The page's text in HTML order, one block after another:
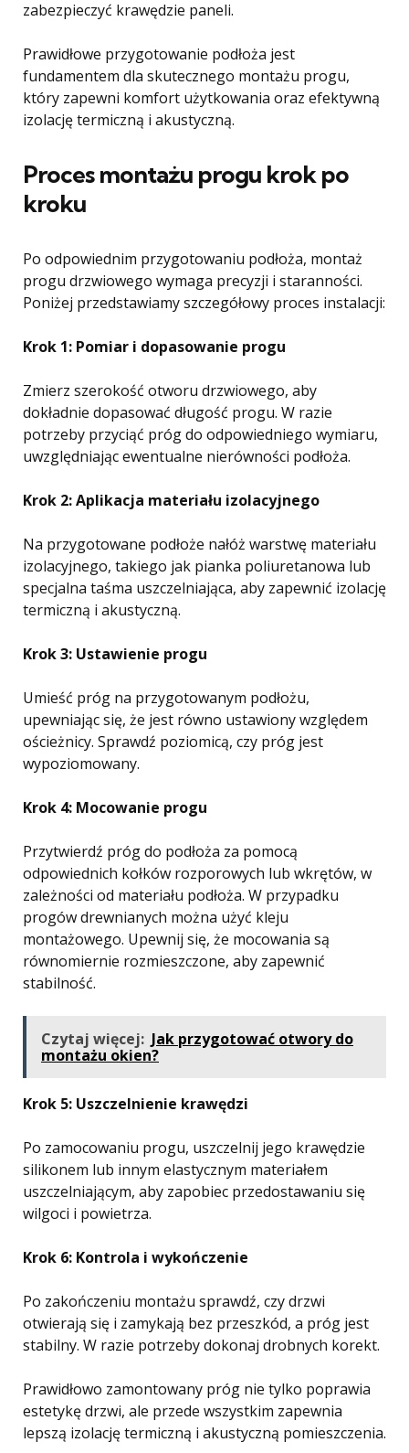
zabezpieczyć krawędzie paneli.
Prawidłowe przygotowanie podłoża jest
fundamentem dla skutecznego montażu progu,
który zapewni komfort użytkowania oraz efektywną
izolację termiczną i akustyczną.
Proces montażu progu krok po
kroku
Po odpowiednim przygotowaniu podłoża, montaż
progu drzwiowego wymaga precyzji i staranności.
Poniżej przedstawiamy szczegółowy proces instalacji:
Krok 1: Pomiar i dopasowanie progu
Zmierz szerokość otworu drzwiowego, aby
dokładnie dopasować długość progu. W razie
potrzeby przyciąć próg do odpowiedniego wymiaru,
uwzględniając ewentualne nierówności podłoża.
Krok 2: Aplikacja materiału izolacyjnego
Na przygotowane podłoże nałóż warstwę materiału
izolacyjnego, takiego jak pianka poliuretanowa lub
specjalna taśma uszczelniająca, aby zapewnić izolację
termiczną i akustyczną.
Krok 3: Ustawienie progu
Umieść próg na przygotowanym podłożu,
upewniając się, że jest równo ustawiony względem
ościeżnicy. Sprawdź poziomicą, czy próg jest
wypoziomowany.
Krok 4: Mocowanie progu
Przytwierdź próg do podłoża za pomocą
odpowiednich kołków rozporowych lub wkrętów, w
zależności od materiału podłoża. W przypadku
progów drewnianych można użyć kleju
montażowego. Upewnij się, że mocowania są
równomiernie rozmieszczone, aby zapewnić
stabilność.
Czytaj więcej: Jak przygotować otwory do
montażu okien?
Krok 5: Uszczelnienie krawędzi
Po zamocowaniu progu, uszczelnij jego krawędzie
silikonem lub innym elastycznym materiałem
uszczelniającym, aby zapobiec przedostawaniu się
wilgoci i powietrza.
Krok 6: Kontrola i wykończenie
Po zakończeniu montażu sprawdź, czy drzwi
otwierają się i zamykają bez przeszkód, a próg jest
stabilny. W razie potrzeby dokonaj drobnych korekt.
Prawidłowo zamontowany próg nie tylko poprawia
estetykę drzwi, ale przede wszystkim zapewnia
lepszą izolację termiczną i akustyczną pomieszczenia.